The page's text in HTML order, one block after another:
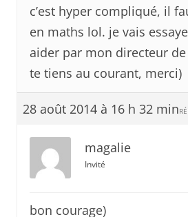
c’est hyper compliqué, il
en maths lol. je vais
aider par mon directeur
te tiens au courant, merci)
28 août 2014 à 16 h 32 min
magalie
Invité
bon courage)